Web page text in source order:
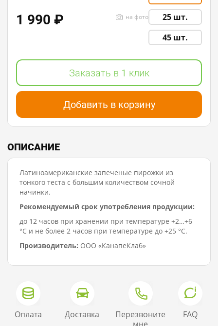
25 шт.
на фото
45 шт.
1 990 ₽
Заказать в 1 клик
Добавить в корзину
ОПИСАНИЕ
Латиноамериканские запеченые пирожки из
тонкого теста с большим количеством сочной
начинки.
Рекомендуемый срок употребления продукции:
до 12 часов при хранении при температуре +2…+6
°C и не более 2 часов при температуре до +25 °C.
Производитель: ООО «КанапеКлаб»
Оплата Доставка
Перезвоните
FAQ